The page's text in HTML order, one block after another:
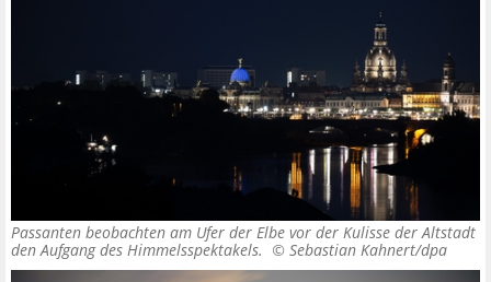
Passanten beobachten am Ufer der Elbe vor der Kulisse der Altstadt
den Aufgang des Himmelsspektakels. © Sebastian Kahnert/dpa